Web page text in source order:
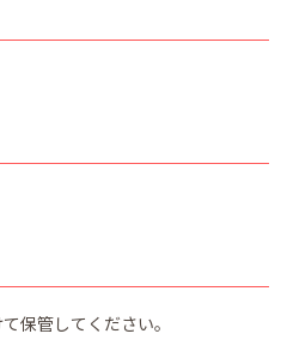
保管してください。